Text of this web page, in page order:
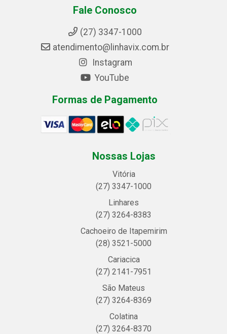
Fale Conosco
(27) 3347-1000
atendimento@linhavix.com.br
Instagram
YouTube
Formas de Pagamento
Nossas Lojas
Vitória
(27) 3347-1000
Linhares
(27) 3264-8383
Cachoeiro de Itapemirim
(28) 3521-5000
Cariacica
(27) 2141-7951
São Mateus
(27) 3264-8369
Colatina
(27) 3264-8370